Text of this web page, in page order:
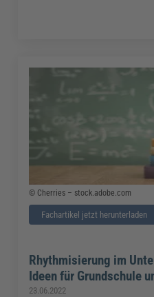
© Cherries – stock.adobe.com
Fachartikel jetzt herunterladen
Rhythmisierung im
Ideen für Grundschule
23.06.2022